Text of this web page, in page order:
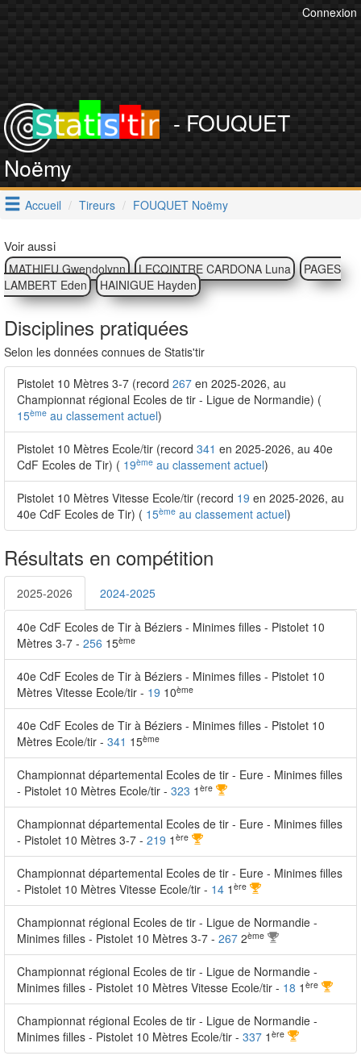
Connexion
- FOUQUET
Noëmy
Accueil Tireurs FOUQUET Noëmy
Voir aussi
MATHIEU Gwendolynn LECOINTRE CARDONA Luna
PAGES
LAMBERT Eden
HAINIGUE Hayden
Disciplines pratiquées
Selon les données connues de Statis'tir
Pistolet 10 Mètres 3-7 (record 267 en 2025-2026, au
Championnat régional Ecoles de tir - Ligue de Normandie) (
15ème au classement actuel)
Pistolet 10 Mètres Ecole/tir (record 341 en 2025-2026, au 40e
CdF Ecoles de Tir) ( 19ème au classement actuel)
Pistolet 10 Mètres Vitesse Ecole/tir (record 19 en 2025-2026, au
40e CdF Ecoles de Tir) ( 15ème au classement actuel)
Résultats en compétition
2025-2026 2024-2025
40e CdF Ecoles de Tir à Béziers - Minimes filles - Pistolet 10
Mètres 3-7 - 256 15ème
40e CdF Ecoles de Tir à Béziers - Minimes filles - Pistolet 10
Mètres Vitesse Ecole/tir - 19 10ème
40e CdF Ecoles de Tir à Béziers - Minimes filles - Pistolet 10
Mètres Ecole/tir - 341 15ème
Championnat départemental Ecoles de tir - Eure - Minimes filles
- Pistolet 10 Mètres Ecole/tir - 323 1 ère
Championnat départemental Ecoles de tir - Eure - Minimes filles
- Pistolet 10 Mètres 3-7 - 219 1 ère
Championnat départemental Ecoles de tir - Eure - Minimes filles
- Pistolet 10 Mètres Vitesse Ecole/tir - 14 1 ère
Championnat régional Ecoles de tir - Ligue de Normandie -
Minimes filles - Pistolet 10 Mètres 3-7 - 267 2ème
Championnat régional Ecoles de tir - Ligue de Normandie -
Minimes filles - Pistolet 10 Mètres Vitesse Ecole/tir - 18 1 ère
Championnat régional Ecoles de tir - Ligue de Normandie -
Minimes filles - Pistolet 10 Mètres Ecole/tir - 337 1 ère